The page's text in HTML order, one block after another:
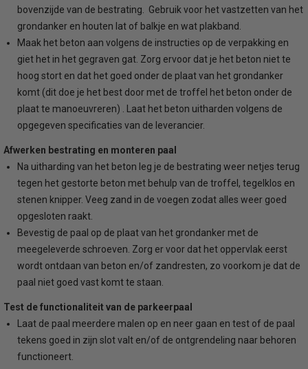
bovenzijde van de bestrating. Gebruik voor het vastzetten van het
grondanker en houten lat of balkje en wat plakband.
Maak het beton aan volgens de instructies op de verpakking en
giet het in het gegraven gat. Zorg ervoor dat je het beton niet te
hoog stort en dat het goed onder de plaat van het grondanker
komt (dit doe je het best door met de troffel het beton onder de
plaat te manoeuvreren) . Laat het beton uitharden volgens de
opgegeven specificaties van de leverancier.
Afwerken bestrating en monteren paal
Na uitharding van het beton leg je de bestrating weer netjes terug
tegen het gestorte beton met behulp van de troffel, tegelklos en
stenen knipper. Veeg zand in de voegen zodat alles weer goed
opgesloten raakt.
Bevestig de paal op de plaat van het grondanker met de
meegeleverde schroeven. Zorg er voor dat het oppervlak eerst
wordt ontdaan van beton en/of zandresten, zo voorkom je dat de
paal niet goed vast komt te staan.
Test de functionaliteit van de parkeerpaal
Laat de paal meerdere malen op en neer gaan en test of de paal
tekens goed in zijn slot valt en/of de ontgrendeling naar behoren
functioneert.